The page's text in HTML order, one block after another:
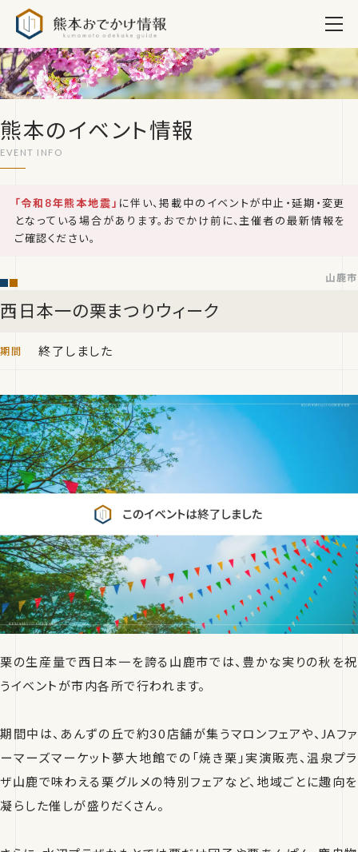
熊本のイベント情報
「令和8年熊本地震」 に伴い、掲載中のイベントが中止・延期・変更
となっている場合があります。おでかけ前に、主催者の最新情報を
ご確認ください。
西日本一の栗まつりウィーク
山鹿市
終了しました
栗の生産量で西日本一を誇る山鹿市では、豊かな実りの秋を祝
うイベントが市内各所で行われます。
期間中は、あんずの丘で約30店舗が集うマロンフェアや、JAファ
ーマーズマーケット夢大地館での「焼き栗」実演販売、温泉プラ
ザ山鹿で味わえる栗グルメの特別フェアなど、地域ごとに趣向を
凝らした催しが盛りだくさん。